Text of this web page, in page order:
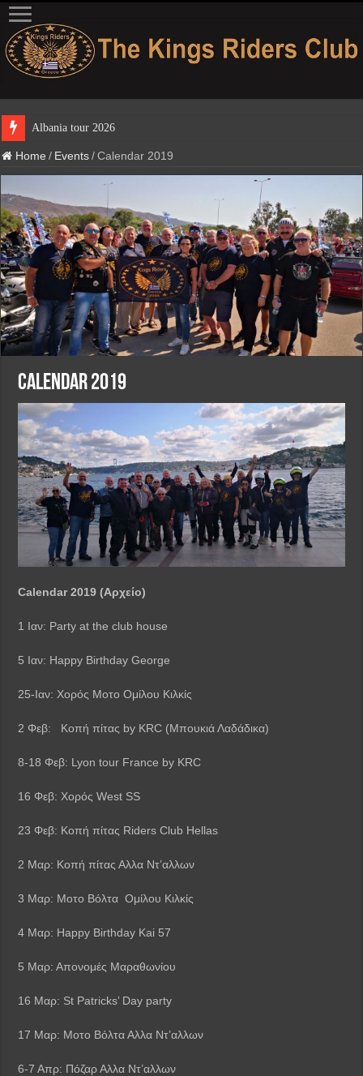
Albania tour 2026
Home / Events / Calendar 2019
Calendar 2019
Calendar 2019 (Αρχείο)
1 Ιαν: Party at the club house
5 Ιαν: Happy Birthday George
25-Ιαν: Χορός Μοτο Ομίλου Κιλκίς
2 Φεβ: Κοπή πίτας by KRC (Μπουκιά Λαδάδικα)
8-18 Φεβ: Lyon tour France by KRC
16 Φεβ: Χορός West SS
23 Φεβ: Κοπή πίτας Riders Club Hellas
2 Μαρ: Κοπή πίτας Αλλα Ντ’αλλων
3 Μαρ: Μοτο Βόλτα Ομίλου Κιλκίς
4 Μαρ: Happy Birthday Kai 57
5 Μαρ: Απονομές Μαραθωνίου
16 Μαρ: St Patricks’ Day party
17 Μαρ: Μοτο Βόλτα Αλλα Ντ’αλλων
6-7 Απρ: Πόζαρ Αλλα Ντ’αλλων